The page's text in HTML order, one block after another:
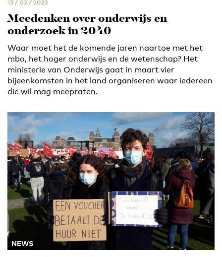
13 / 02 / 2023
Meedenken over onderwijs en
onderzoek in 2040
Waar moet het de komende jaren naartoe met het
mbo, het hoger onderwijs en de wetenschap? Het
ministerie van Onderwijs gaat in maart vier
bijeenkomsten in het land organiseren waar iedereen
die wil mag meepraten.
NEWS